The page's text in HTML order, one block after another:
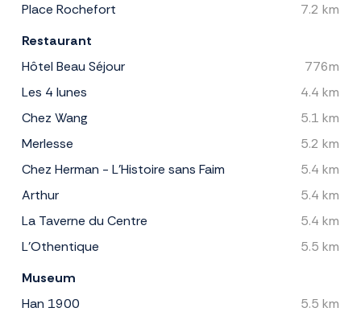
Place Rochefort
7.2 km
Restaurant
Hôtel Beau Séjour
776m
Les 4 lunes
4.4 km
Chez Wang
5.1 km
Merlesse
5.2 km
Chez Herman - L'Histoire sans Faim
5.4 km
Arthur
5.4 km
La Taverne du Centre
5.4 km
L'Othentique
5.5 km
Museum
Han 1900
5.5 km